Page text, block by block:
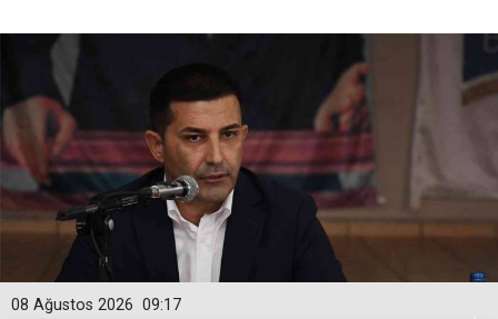
09:17
08 Ağustos 2026